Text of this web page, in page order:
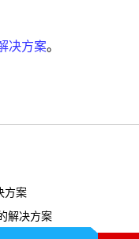
决方案。
方案
解决方案